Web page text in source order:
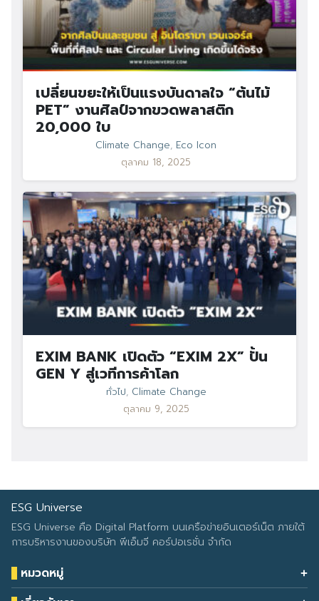
เปลี่ยนขยะให้เป็นแรงบันดาลใจ “ต้นไม้
PET” งานศิลป์จากขวดพลาสติก
20,000 ใบ
Climate Change, Eco Icon
ตุลาคม 18, 2025
EXIM BANK เปิดตัว “EXIM 2X” ปั้น
GEN Y สู่เวทีการค้าโลก
ทั่วไป, Climate Change
ตุลาคม 9, 2025
ESG Universe
ESG Universe คือ Digital Platform บนเครือข่ายอินเตอร์เน็ต ภายใต้
การบริหารงานของบริษัท พีเอ็มจี คอร์ปอเรชั่น จำกัด
หมวดหมู่
Health & Wellness